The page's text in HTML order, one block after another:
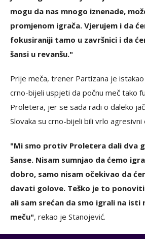
mogu da nas mnogo iznenade,
promjenom igrača. Vjerujem i da
fokusiraniji tamo u završnici i da
šansi u revanšu."
Prije meča, trener Partizana je
crno-bijeli uspjeti da počnu meč tako
Proletera, jer se sada radi o daleko
Slovaka su crno-bijeli bili vrlo
"Mi smo protiv Proletera dali dva
šanse. Nisam sumnjao da ćemo
dobro, samo nisam očekivao da
davati golove. Teško je to
ali sam srećan da smo igrali na isti
meču", rekao je Stanojević.